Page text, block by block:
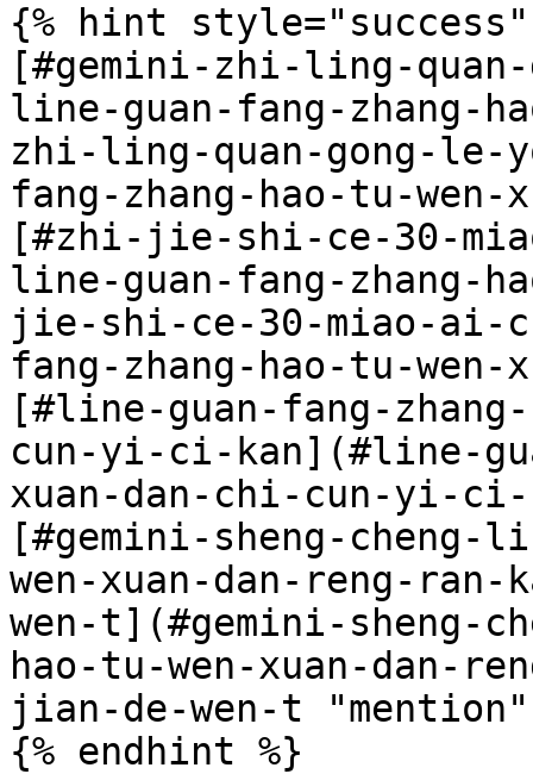
{% hint style="success"
[#gemini-zhi-ling-
line-guan-fang-zhang-
zhi-ling-quan-gong-le-
fang-zhang-hao-tu-
[#zhi-jie-shi-ce-30-
line-guan-fang-zhang-
jie-shi-ce-30-miao-ai-
fang-zhang-hao-tu-
[#line-guan-fang-
cun-yi-ci-kan](#line-
xuan-dan-chi-cun-yi-
[#gemini-sheng-cheng-
wen-xuan-dan-reng-
wen-t](#gemini-sheng-
hao-tu-wen-xuan-dan-
jian-de-wen-t
{% endhint %}